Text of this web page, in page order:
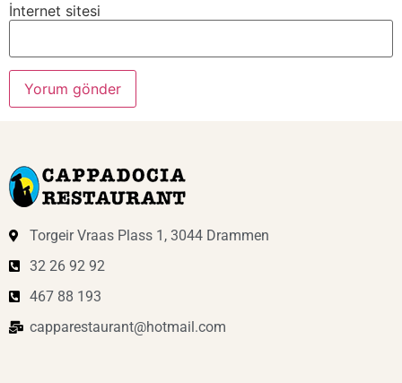
İnternet sitesi
Torgeir Vraas Plass 1, 3044 Drammen
32 26 92 92
467 88 193
capparestaurant@hotmail.com